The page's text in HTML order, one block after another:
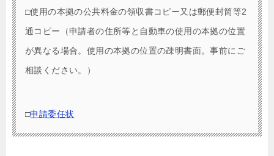
□使用の本拠の公共料金の領収書コピー又は郵便封筒等2
通コピー（申請者の住所等と自動車の使用の本拠の位置
が異なる場合。使用の本拠の位置の疎明書面。事前にご
相談ください。）
□申請委任状